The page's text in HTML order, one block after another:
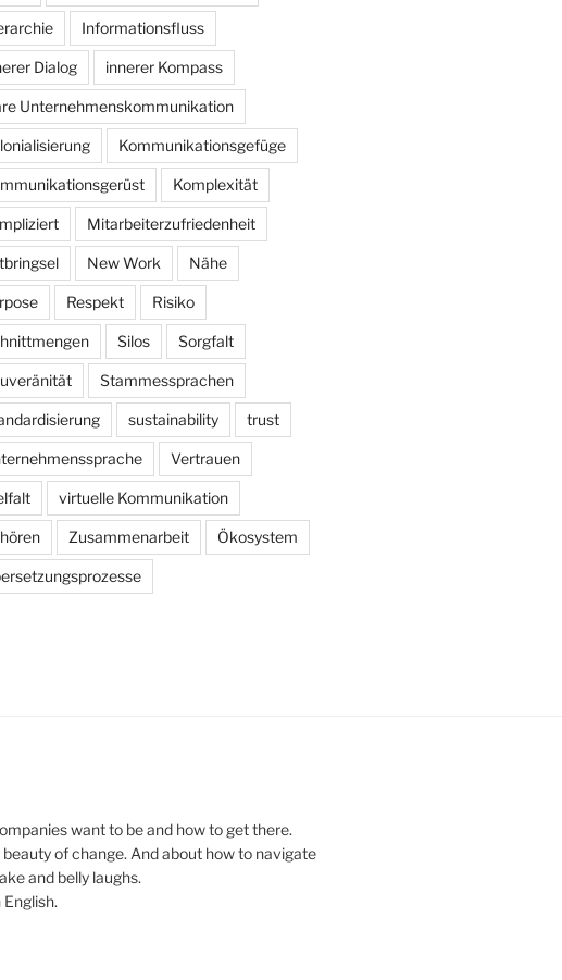
Informationsfluss
Dialog innerer Kompass
Unternehmenskommunikation
Kommunikationsgefüge
Komplexität
Mitarbeiterzufriedenheit
New Work Nähe
Respekt Risiko
Silos Sorgfalt
Stammessprachen
sustainability trust
Vertrauen
virtuelle Kommunikation
Zusammenarbeit Ökosystem
want to be and how to get there.
of change. And about how to navigate
and belly laughs.